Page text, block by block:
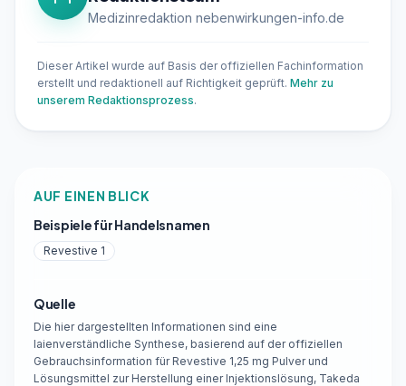
Medizinredaktion nebenwirkungen-info.de
Dieser Artikel wurde auf Basis der offiziellen Fachinformation
erstellt und redaktionell auf Richtigkeit geprüft. Mehr zu
unserem Redaktionsprozess.
AUF EINEN BLICK
Beispiele für Handelsnamen
Revestive 1
Quelle
Die hier dargestellten Informationen sind eine
laienverständliche Synthese, basierend auf der offiziellen
Gebrauchsinformation für Revestive 1,25 mg Pulver und
Lösungsmittel zur Herstellung einer Injektionslösung, Takeda